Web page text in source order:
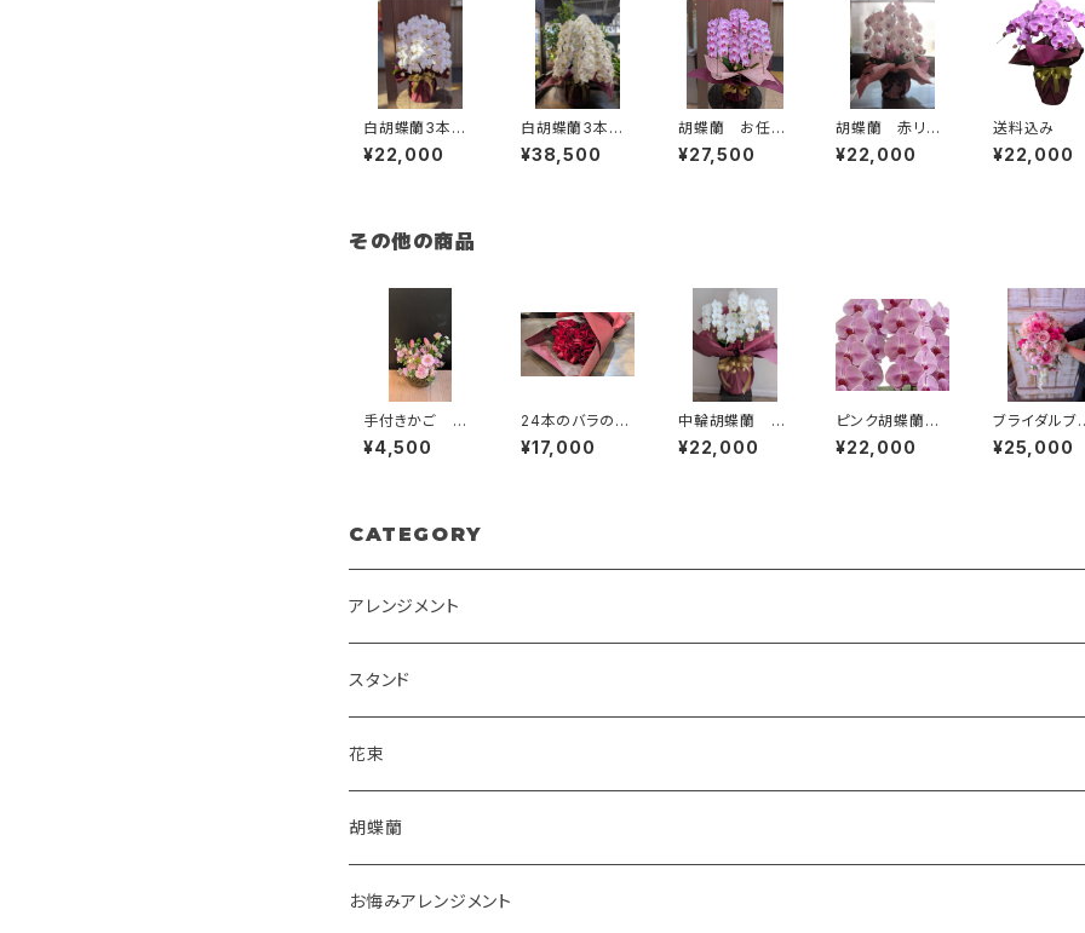
白胡蝶蘭3本立
ち 大輪30輪
送料別・ラッピン
¥22,000
白胡蝶蘭3本立
ち 大輪40輪
送料別・ラッピン
¥38,500
胡蝶蘭 お任せ
ピンク系ミディ
送料別・ラッピ
¥27,500
胡蝶蘭 赤リッ
プ大輪 送料
別・ラッピング代
¥22,000
送料込み
蝶蘭 ミディピ
ンク系
¥22,000
その他の商品
手付きかご ピ
ンク 季節のお
任せアレンジメ
¥4,500
24本のバラの花
束 送料別
¥17,000
中輪胡蝶蘭
白 送料別・
ラッピング代別・
¥22,000
ピンク胡蝶蘭3
本立ち 大輪30
輪 送料別・ラッ
¥22,000
ブライダルブ
ケ ドロップ
型
¥25,000
CATEGORY
アレンジメント
スタンド
花束
胡蝶蘭
お悔みアレンジメント